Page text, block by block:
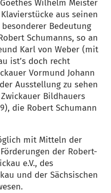
Wilhelm Meister
aus seinen
Bedeutung
Schumanns, so an
Karl von Weber (mit
ist’s doch recht
Vormund Johann
Ausstellung zu sehen
Bildhauers
die Robert Schumann
mit Mitteln der
der Robert-
e.V., des
und der Sächsischen